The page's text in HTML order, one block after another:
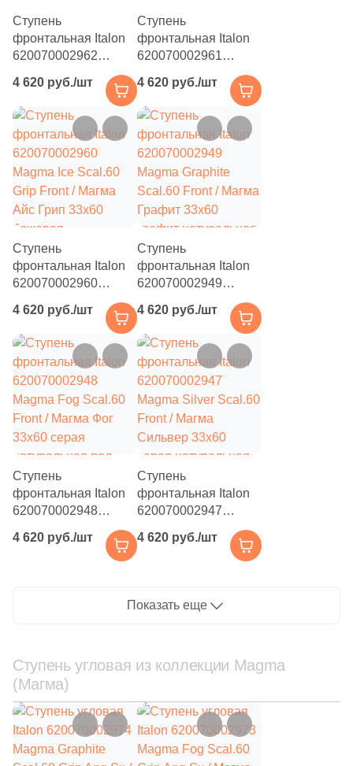
1.4x1.4 (
1x1 (11)
1.2x59.34 (1)
2x2 (3)
3x3 (8)
3.5x3.5 (1 )
4.9x4.9 ( 1)
4.7x4.7 (1)
6.2x12.5 (6)
6x30 (2)
6x5,2 (3)
6,5x6,5 (
6.5x6.5 (38)
6x25 (5)
7.4x15 (6
7.8x13.5 (13)
7.5x7.5 (2)
Ступень
фронтальная Italon
620070002962
Magma Silver Scal.60
Grip Front / Магма
Сильвер Грип 33x60
серая
структурированная
под камень
4 620 руб./шт
Ступень
фронтальная Italon
620070002961
Scal.60 Grip Front /
Магма Минерал Грип
33x60 бежевая /
серая
структурированная
под камень
4 620 руб./шт
Ступень
фронтальная Italon
620070002960
Magma Ice Scal.60
Grip Front / Магма
Айс Грип 33x60
бежевая
структурированная
под камень
4 620 руб./шт
Ступень
фронтальная Italon
620070002949
Scal.60 Front / Магма
Графит 33x60
графит натуральная
под камень
4 620 руб./шт
Ступень
фронтальная Italon
620070002948
Magma Fog Scal.60
Front / Магма Фог
4 620 руб./шт
Ступень
фронтальная Italon
620070002947
Magma Silver Scal.60
Front / Магма
4 620 руб./шт
Показать еще
Ступень угловая из коллекции Magma
(Магма)